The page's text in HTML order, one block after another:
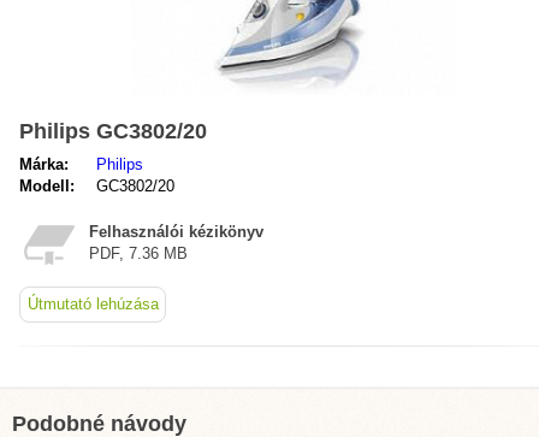
Philips GC3802/20
Márka:
Philips
Modell:
GC3802/20
Felhasználói kézikönyv
PDF, 7.36 MB
Útmutató lehúzása
Podobné návody